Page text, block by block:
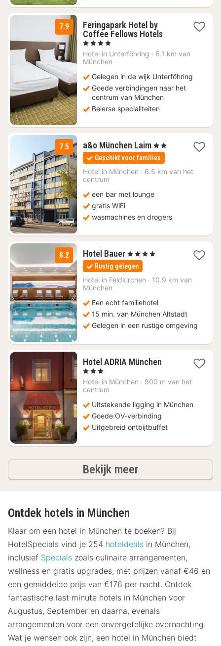
7.9
Feringapark Hotel by
Coffee Fellows Hotels2
vanaf
, 4 Sterren
Hotel in Unterföhring · 6.1 km van
München
Gelegen in de wijk Unterföhring
Goede verbindingen naar het
centrum van München
Beierse specialiteiten
7.5 a&o München Laim2
nachten
vanaf
€
, 2 Sterren
Geschikt voor families
Hotel in München · 6.5 km van het
centrum
een bar met lounge
gratis WiFi
wasmachines en drogers
8.2 Hotel Bauer1
nacht
vanaf
€
, 4 Sterren
Rustig gelegen
Hotel in Feldkirchen · 10.9 km van
München
Een echt familiehotel
15 min. van München Altstadt
Gelegen in een rustige omgeving
Hotel ADRIA München1
vanaf
, 3 Sterren
Hotel in München · 900 m van het
centrum
Uitstekende ligging in München
Goede OV-verbinding
Uitgebreid ontbijtbuffet
Bekijk meerhotels
Ontdek hotels in München
Klaar om een hotel in München te boeken? Bij
HotelSpecials vind je 254 hoteldeals in München,
inclusief Specials zoals culinaire arrangementen,
wellness en gratis upgrades, met prijzen vanaf €46 en
een gemiddelde prijs van €176 per nacht. Ontdek
fantastische last minute hotels in München voor
Augustus, September en daarna, evenals
arrangementen voor een onvergetelijke overnachting.
Wat je wensen ook zijn, een hotel in München biedt